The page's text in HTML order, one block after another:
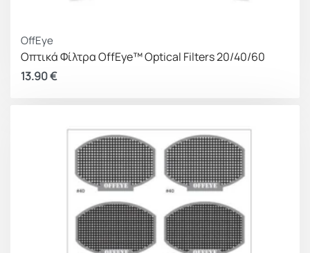
OffEye
Οπτικά Φίλτρα OffEye™ Optical Filters 20/40/60
13.90€